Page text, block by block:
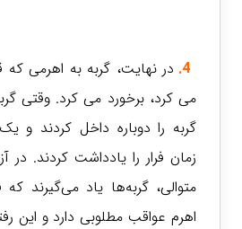
در نهایت، گربه به اهرمی که
می کرد، برخورد می کرد. وقتی
گربه را دوباره داخل کردند و
زمان فرار را یادداشت کردند. در
متوالی، گربه‌ها یاد می‌گیرند
اهرم عواقب مطلوبیدارد و این